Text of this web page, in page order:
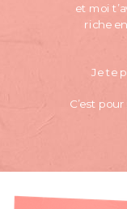
et moi
riche
Je te
C’est